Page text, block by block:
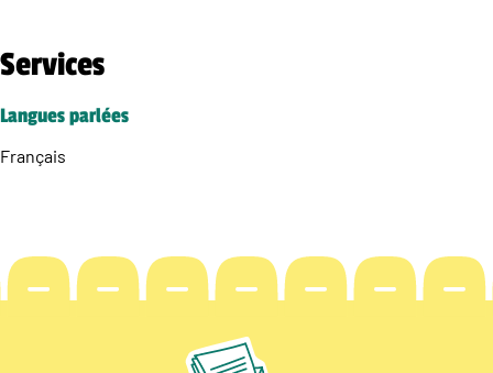
Services
Langues parlées
Français